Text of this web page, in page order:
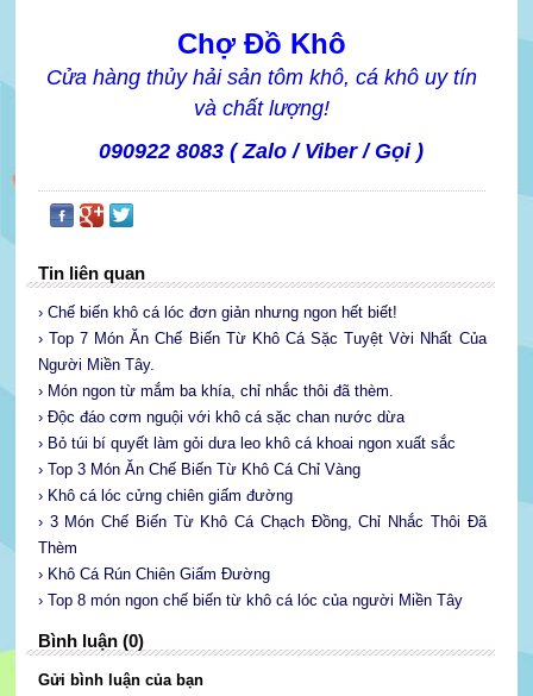
Chợ Đồ Khô
Cửa hàng thủy hải sản tôm khô, cá khô uy tín
và chất lượng!
090922 8083 ( Zalo / Viber / Gọi )
Tin liên quan
› Chế biến khô cá lóc đơn giản nhưng ngon hết biết!
› Top 7 Món Ăn Chế Biến Từ Khô Cá Sặc Tuyệt Vời Nhất Của
Người Miền Tây.
› Món ngon từ mắm ba khía, chỉ nhắc thôi đã thèm.
› Độc đáo cơm nguội với khô cá sặc chan nước dừa
› Bỏ túi bí quyết làm gỏi dưa leo khô cá khoai ngon xuất sắc
› Top 3 Món Ăn Chế Biến Từ Khô Cá Chỉ Vàng
› Khô cá lóc cửng chiên giấm đường
› 3 Món Chế Biến Từ Khô Cá Chạch Đồng, Chỉ Nhắc Thôi Đã
Thèm
› Khô Cá Rún Chiên Giấm Đường
› Top 8 món ngon chế biến từ khô cá lóc của người Miền Tây
Bình luận (0)
Gửi bình luận của bạn